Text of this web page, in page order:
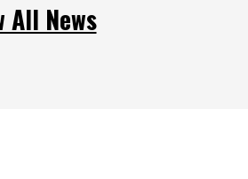
All News